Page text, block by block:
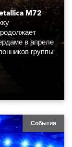
M72
в апреле
группы
События